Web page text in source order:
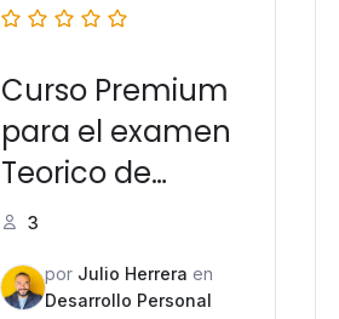
Curso Premium
para el examen
Teorico de
manejo en
Carolina del
Norte
3
por Julio Herrera en
Desarrollo Personal